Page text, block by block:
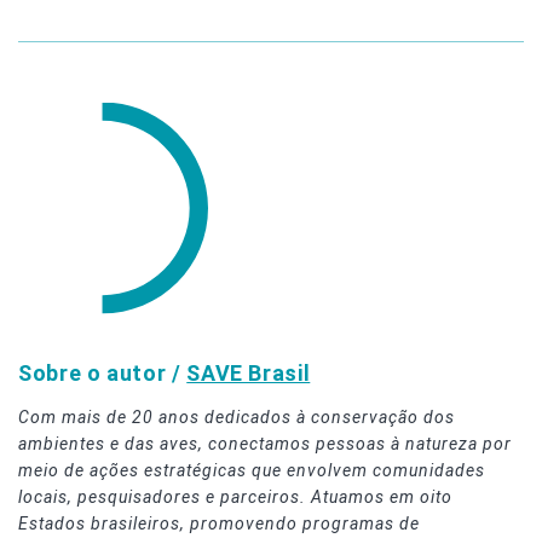
Sobre o autor / SAVE Brasil
Com mais de 20 anos dedicados à conservação dos
ambientes e das aves, conectamos pessoas à natureza por
meio de ações estratégicas que envolvem comunidades
locais, pesquisadores e parceiros. Atuamos em oito
Estados brasileiros, promovendo programas de